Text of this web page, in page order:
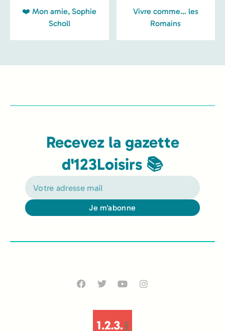
❤️ Mon amie, Sophie
Scholl
Vivre comme… les
Romains
Recevez la gazette
d'123Loisirs 📚
Je m'abonne